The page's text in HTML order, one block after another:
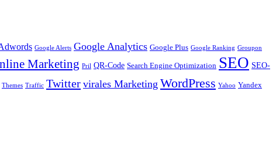
Google Alerts Google Analytics Google Plus Google Ranking Groupon
Marketing Pril QR-Code Search Engine Optimization SEO SEO-
Themes Traffic Twitter virales Marketing WordPress Yahoo Yandex